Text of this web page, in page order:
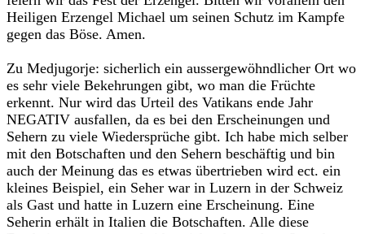
Heiligen Erzengel Michael um seinen Schutz im Kampfe
gegen das Böse. Amen.
Zu Medjugorje: sicherlich ein aussergewöhndlicher Ort wo
es sehr viele Bekehrungen gibt, wo man die Früchte
erkennt. Nur wird das Urteil des Vatikans ende Jahr
NEGATIV ausfallen, da es bei den Erscheinungen und
Sehern zu viele Wiedersprüche gibt. Ich habe mich selber
mit den Botschaften und den Sehern beschäftig und bin
auch der Meinung das es etwas übertrieben wird ect. ein
kleines Beispiel, ein Seher war in Luzern in der Schweiz
als Gast und hatte in Luzern eine Erscheinung. Eine
Seherin erhält in Italien die Botschaften. Alle diese